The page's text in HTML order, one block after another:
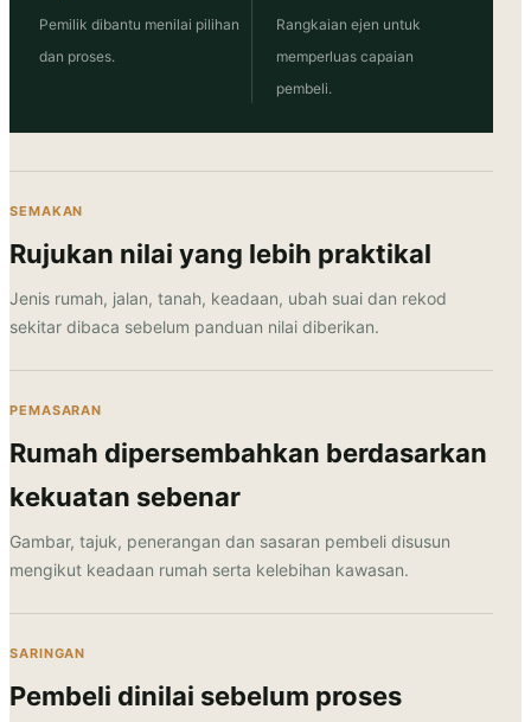
Pemilik dibantu menilai pilihan
dan proses.
Rangkaian ejen untuk
memperluas capaian
pembeli.
SEMAKAN
Rujukan nilai yang lebih praktikal
Jenis rumah, jalan, tanah, keadaan, ubah suai dan rekod
sekitar dibaca sebelum panduan nilai diberikan.
PEMASARAN
Rumah dipersembahkan berdasarkan
kekuatan sebenar
Gambar, tajuk, penerangan dan sasaran pembeli disusun
mengikut keadaan rumah serta kelebihan kawasan.
SARINGAN
Pembeli dinilai sebelum proses